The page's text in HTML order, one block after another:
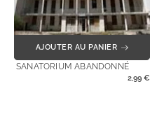
AJOUTER AU PANIER
SANATORIUM ABANDONNÉ
2,99 €